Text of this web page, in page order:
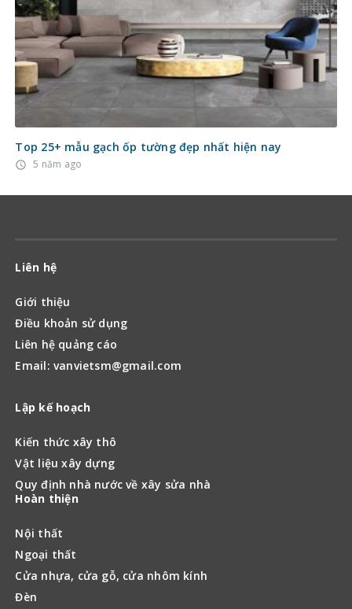
Top 25+ mẫu gạch ốp tường đẹp nhất hiện nay
access_time 5 năm ago
Liên hệ
Giới thiệu
Điều khoản sử dụng
Liên hệ quảng cáo
Email: vanvietsm@gmail.com
Lập kế hoạch
Kiến thức xây thô
Vật liệu xây dựng
Quy định nhà nước về xây sửa nhà
Hoàn thiện
Nội thất
Ngoại thất
Cửa nhựa, cửa gỗ, cửa nhôm kính
Đèn